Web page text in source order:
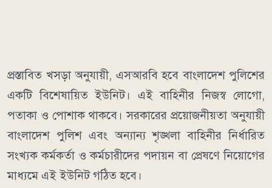
প্রস্তাবিত খসড়া অনুযায়ী, এসআরবি হবে বাংলাদেশ পুলিশের
একটি বিশেষায়িত ইউনিট। এই বাহিনীর নিজস্ব লোগো,
পতাকা ও পোশাক থাকবে। সরকারের প্রয়োজনীয়তা অনুযায়ী
বাংলাদেশ পুলিশ এবং অন্যান্য শৃঙ্খলা বাহিনীর নির্ধারিত
সংখ্যক কর্মকর্তা ও কর্মচারীদের পদায়ন বা প্রেষণে নিয়োগের
মাধ্যমে এই ইউনিট গঠিত হবে।